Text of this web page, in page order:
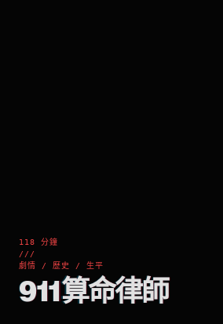
118 分鐘
///
劇情 / 歷史 / 生平
911算命律師